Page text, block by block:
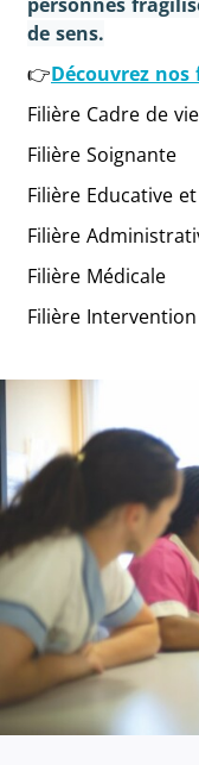
personnes
de sens.
👉Découvrez
Filière Cadre de vie
Filière Soignante
Filière Educative
Filière
Filière Médicale
Filière